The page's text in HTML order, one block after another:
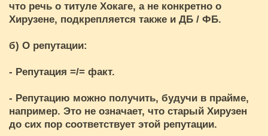
что речь о титуле Хокаге, а не конкретно о
Хирузене, подкрепляется также и ДБ / ФБ.
б) О репутации:
- Репутация =/= факт.
- Репутацию можно получить, будучи в прайме,
например. Это не означает, что старый Хирузен
до сих пор соответствует этой репутации.